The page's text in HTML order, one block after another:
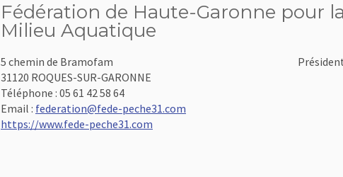
Fédération de Haute-Garonne pour
Milieu Aquatique
5 chemin de Bramofam
31120 ROQUES-SUR-GARONNE
Téléphone : 05 61 42 58 64
Email : federation@fede-peche31.com
https://www.fede-peche31.com